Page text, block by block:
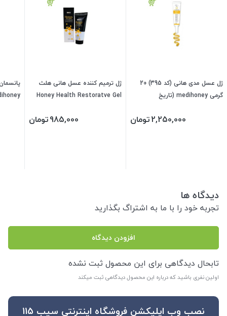
ژل عسل مدی هانی (کد 395) 20
گرمی medihoney (تاریخ
2,250,000تومان
ژل ترمیم کننده عسل هانی هلث
Honey Health Restoratve Gel
985,000تومان
دیدگاه ها
تجربه خود را با ما به اشتراگ بگذارید
افزودن دیدگاه
تابحال دیدگاهی برای این محصول ثبت نشده
اولین نفری باشید که درباره این محصول دیدگاهی ثبت میکند
نصب وب اپلیکشن فروشگاه اینترنتی سیب 115